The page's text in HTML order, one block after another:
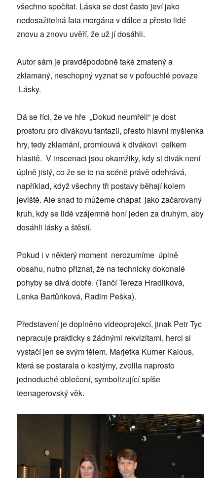
všechno spočítat. Láska se dost často jeví jako
nedosažitelná fata morgána v dálce a přesto lidé
znovu a znovu uvěří, že už jí dosáhli.
Autor sám je pravděpodobně také zmatený a
zklamaný, neschopný vyznat se v poťouchlé povaze
Lásky.
Dá se říci, že ve hře „Dokud neumřeli“ je dost
prostoru pro divákovu fantazii, přesto hlavní myšlenka
hry, tedy zklamání, promlouvá k divákovi celkem
hlasitě. V inscenaci jsou okamžiky, kdy si divák není
úplně jistý, co že se to na scéně právě odehrává,
například, když všechny tři postavy běhají kolem
jeviště. Ale snad to můžeme chápat jako začarovaný
kruh, kdy se lidé vzájemně honí jeden za druhým, aby
dosáhli lásky a štěstí.
Pokud i v některý moment nerozumíme úplně
obsahu, nutno přiznat, že na technicky dokonalé
pohyby se dívá dobře. (Tančí Tereza Hradilková,
Lenka Bartůňková, Radim Peška).
Představení je doplněno videoprojekcí, jinak Petr Tyc
nepracuje prakticky s žádnými rekvizitami, herci si
vystačí jen se svým tělem. Marjetka Kurner Kalous,
která se postarala o kostýmy, zvolila naprosto
jednoduché oblečení, symbolizující spíše
teenagerovský věk.